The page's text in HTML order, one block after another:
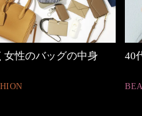
中身 40代の小顔メイク